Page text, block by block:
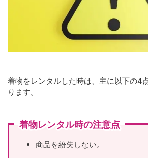
着物をレンタルした時は、主に以下の4
ります。
着物レンタル時の注意点
商品を紛失しない。